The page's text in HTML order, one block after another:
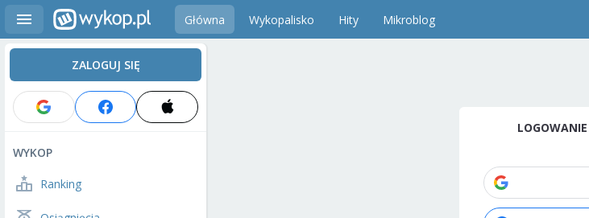
Główna Wykopalisko Hity Mikroblog
ZALOGUJ SIĘ
WYKOP
Ranking
LOGOWANIE